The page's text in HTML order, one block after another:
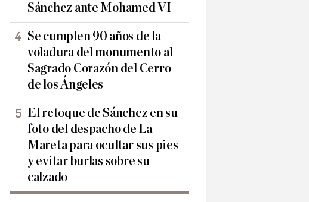
Sánchez ante Mohamed VI
Se cumplen 90 años de la
voladura del monumento al
Sagrado Corazón del Cerro
de los Ángeles
El retoque de Sánchez en su
foto del despacho de La
Mareta para ocultar sus pies
y evitar burlas sobre su
calzado